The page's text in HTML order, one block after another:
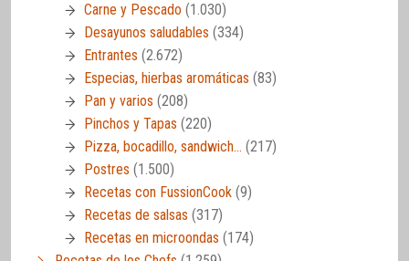
Carne y Pescado (1.030)
Desayunos saludables (334)
Entrantes (2.672)
Especias, hierbas aromáticas (83)
Pan y varios (208)
Pinchos y Tapas (220)
Pizza, bocadillo, sandwich… (217)
Postres (1.500)
Recetas con FussionCook (9)
Recetas de salsas (317)
Recetas en microondas (174)